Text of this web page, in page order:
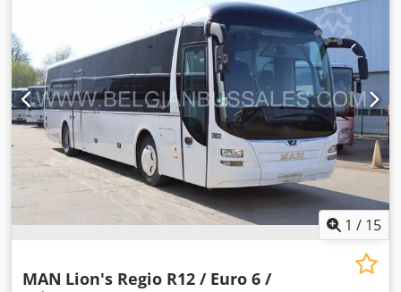
1 / 15
MAN Lion's Regio R12 / Euro 6 /